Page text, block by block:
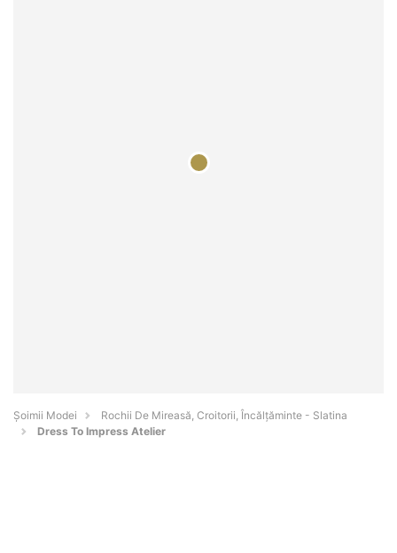
Șoimii Modei
Rochii De Mireasă, Croitorii, Încălțăminte - Slatina
Dress To Impress Atelier